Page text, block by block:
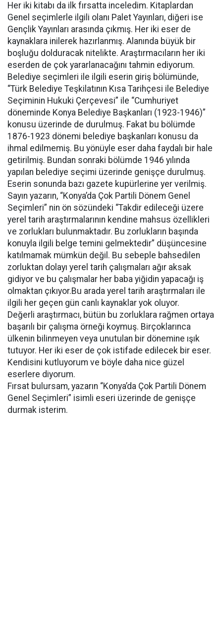
Her iki kitabı da ilk fırsatta inceledim. Kitaplardan
Genel seçimlerle ilgili olanı Palet Yayınları, diğeri ise
Gençlik Yayınları arasında çıkmış. Her iki eser de
kaynaklara inilerek hazırlanmış. Alanında büyük bir
boşluğu dolduracak nitelikte. Araştırmacıların her iki
eserden de çok yararlanacağını tahmin ediyorum.
Belediye seçimleri ile ilgili eserin giriş bölümünde,
“Türk Belediye Teşkilatının Kısa Tarihçesi ile Belediye
Seçiminin Hukuki Çerçevesi” ile “Cumhuriyet
döneminde Konya Belediye Başkanları (1923-1946)”
konusu üzerinde de durulmuş. Fakat bu bölümde
1876-1923 dönemi belediye başkanları konusu da
ihmal edilmemiş. Bu yönüyle eser daha faydalı bir hale
getirilmiş. Bundan sonraki bölümde 1946 yılında
yapılan belediye seçimi üzerinde genişçe durulmuş.
Eserin sonunda bazı gazete kupürlerine yer verilmiş.
Sayın yazarın, “Konya’da Çok Partili Dönem Genel
Seçimleri” nin ön sözündeki “Takdir edileceği üzere
yerel tarih araştırmalarının kendine mahsus özellikleri
ve zorlukları bulunmaktadır. Bu zorlukların başında
konuyla ilgili belge temini gelmektedir” düşüncesine
katılmamak mümkün değil. Bu sebeple bahsedilen
zorluktan dolayı yerel tarih çalışmaları ağır aksak
gidiyor ve bu çalışmalar her baba yiğidin yapacağı iş
olmaktan çıkıyor.Bu arada yerel tarih araştırmaları ile
ilgili her geçen gün canlı kaynaklar yok oluyor.
Değerli araştırmacı, bütün bu zorluklara rağmen ortaya
başarılı bir çalışma örneği koymuş. Birçoklarınca
ülkenin bilinmeyen veya unutulan bir dönemine ışık
tutuyor. Her iki eser de çok istifade edilecek bir eser.
Kendisini kutluyorum ve böyle daha nice güzel
eserlere diyorum.
Fırsat bulursam, yazarın “Konya’da Çok Partili Dönem
Genel Seçimleri” isimli eseri üzerinde de genişçe
durmak isterim.